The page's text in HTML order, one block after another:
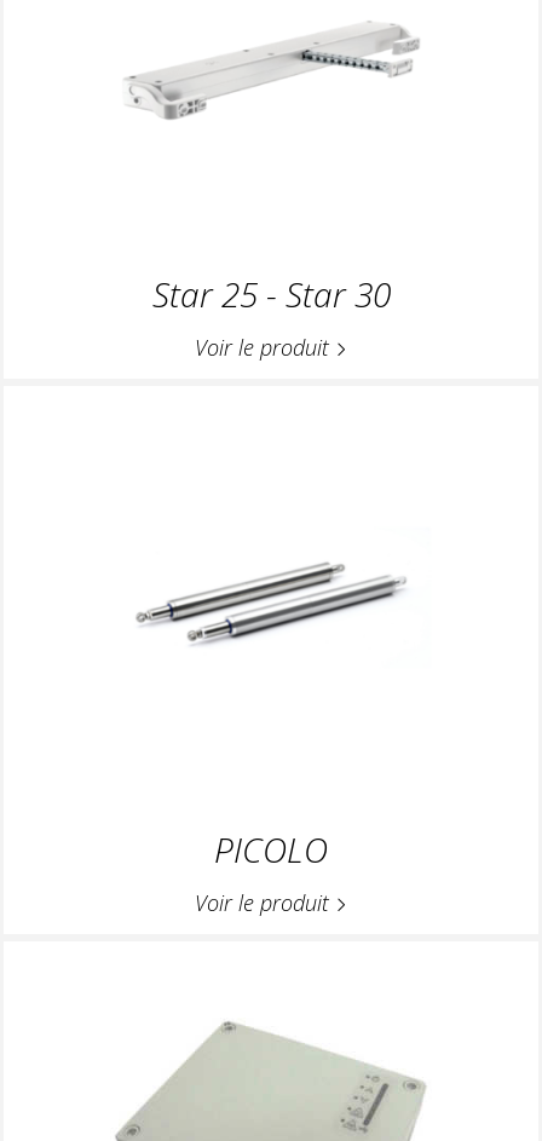
Star 25 - Star 30
Voir le produit
PICOLO
Voir le produit